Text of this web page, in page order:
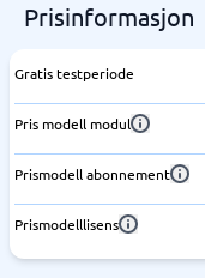
Prisinformasjon
Gratis testperiode
Pris modell modul
Prismodell abonnement
Prismodelllisens